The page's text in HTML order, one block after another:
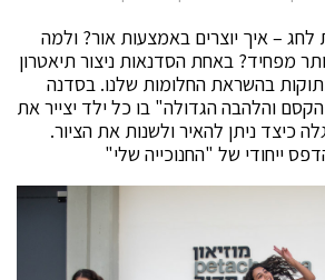
לחג – איך יוצרים באמצעות אור? ולמה
מפחיד? באחת הסדנאות ניצור תיאטרון
בהשראת החלומות שלנו. בסדנה
והלהבה הגדולה" בו כל ילד יצייר את
כיצד ניתן להאיר ולשנות את הציור.
ייחודי של "החנוכייה שלי"